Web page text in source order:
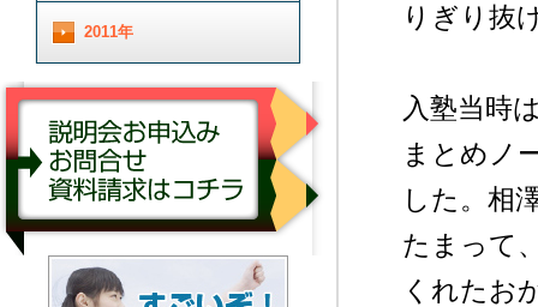
りぎり抜
入塾当時
まとめノ
した。相
たまって
くれたお
2011年
説明会お申し込み／お問合せ／資料請求はコチ